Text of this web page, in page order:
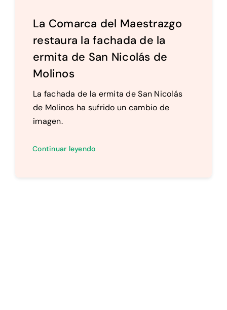
La Comarca del Maestrazgo
restaura la fachada de la
ermita de San Nicolás de
Molinos
La fachada de la ermita de San Nicolás
de Molinos ha sufrido un cambio de
imagen.
Continuar leyendo